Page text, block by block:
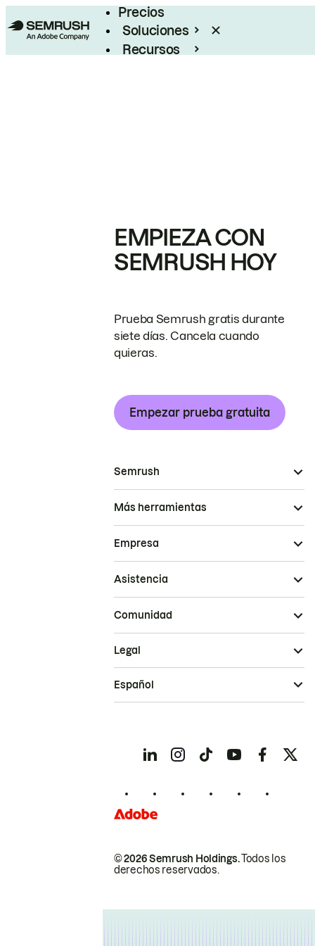
Precios
Soluciones
Recursos
EMPIEZA CON
SEMRUSH HOY
Prueba Semrush gratis durante
siete días. Cancela cuando
quieras.
Empezar prueba gratuita
Semrush
Más herramientas
Empresa
Asistencia
Comunidad
© 2026 Semrush Holdings.Todos los
derechos reservados.
Legal
Español